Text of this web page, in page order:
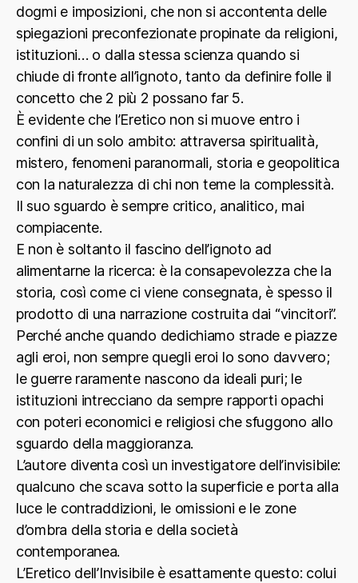
dogmi e imposizioni, che non si accontenta delle
spiegazioni preconfezionate propinate da religioni,
istituzioni… o dalla stessa scienza quando si
chiude di fronte all’ignoto, tanto da definire folle il
concetto che 2 più 2 possano far 5.
È evidente che l’Eretico non si muove entro i
confini di un solo ambito: attraversa spiritualità,
mistero, fenomeni paranormali, storia e geopolitica
con la naturalezza di chi non teme la complessità.
Il suo sguardo è sempre critico, analitico, mai
compiacente.
E non è soltanto il fascino dell’ignoto ad
alimentarne la ricerca: è la consapevolezza che la
storia, così come ci viene consegnata, è spesso il
prodotto di una narrazione costruita dai “vincitori”.
Perché anche quando dedichiamo strade e piazze
agli eroi, non sempre quegli eroi lo sono davvero;
le guerre raramente nascono da ideali puri; le
istituzioni intrecciano da sempre rapporti opachi
con poteri economici e religiosi che sfuggono allo
sguardo della maggioranza.
L’autore diventa così un investigatore dell’invisibile:
qualcuno che scava sotto la superficie e porta alla
luce le contraddizioni, le omissioni e le zone
d’ombra della storia e della società
contemporanea.
L’Eretico dell’Invisibile è esattamente questo: colui